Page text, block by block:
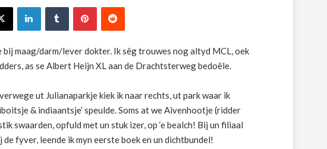
X LinkedInTumblrPinterestReddit
maag/darm/lever dokter. Ik sêg trouwes nog altyd MCL, oek
as se Albert Heijn XL aan de Drachtsterweg bedoële.
ut Julianaparkje kiek ik naar rechts, ut park waar ik
& indiaantsje’ speulde. Soms at we Aivenhootje (ridder
swaarden, opfuld met un stuk izer, op ‘e bealch! Bij un filiaal
fyver, leende ik myn eerste boek en un dichtbundel!